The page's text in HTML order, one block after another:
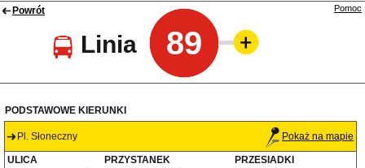
Powrót
Linia 89
Pomoc
PODSTAWOWE KIERUNKI
Pl. Słoneczny Pokaż na mapie
ULICA PRZYSTANEK
PRZESIADKI